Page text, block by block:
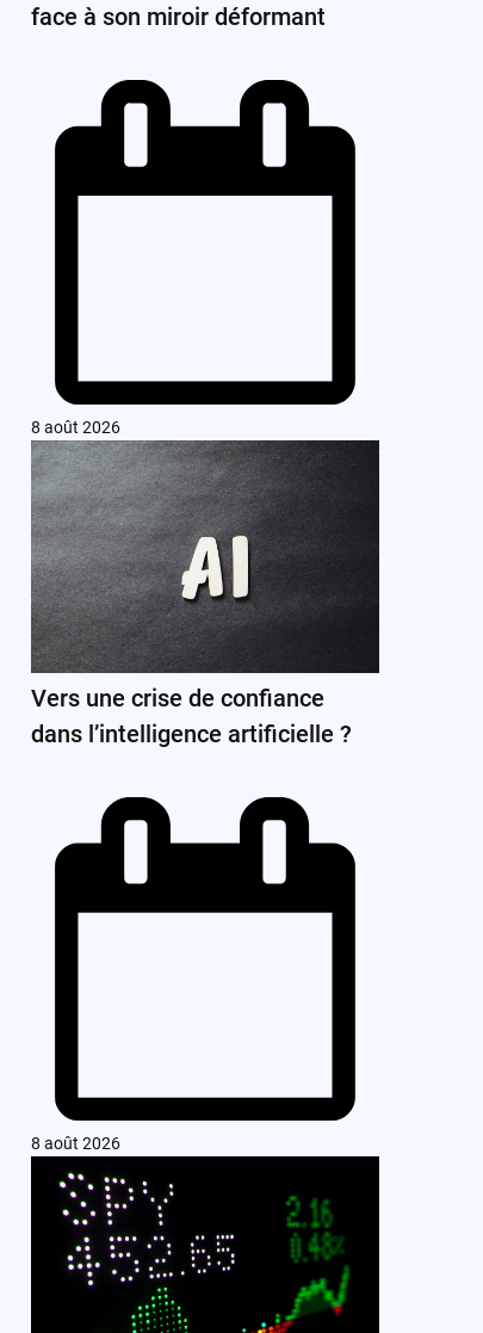
face à son miroir déformant
8 août 2026
Vers une crise de confiance
dans l’intelligence artificielle ?
8 août 2026